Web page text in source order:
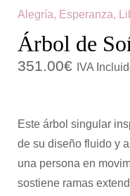
Alegría, Esperanza,
Árbol de
351.00€ IVA
Este árbol singular
de su diseño fluido y
una persona en
sostiene ramas